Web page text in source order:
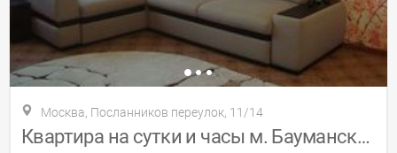
Москва, Посланников переулок, 11/14
Квартира на сутки и часы м. Бауманская